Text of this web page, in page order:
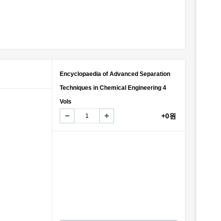
Encyclopaedia of Advanced Separation
Techniques in Chemical Engineering 4
Vols
+0원